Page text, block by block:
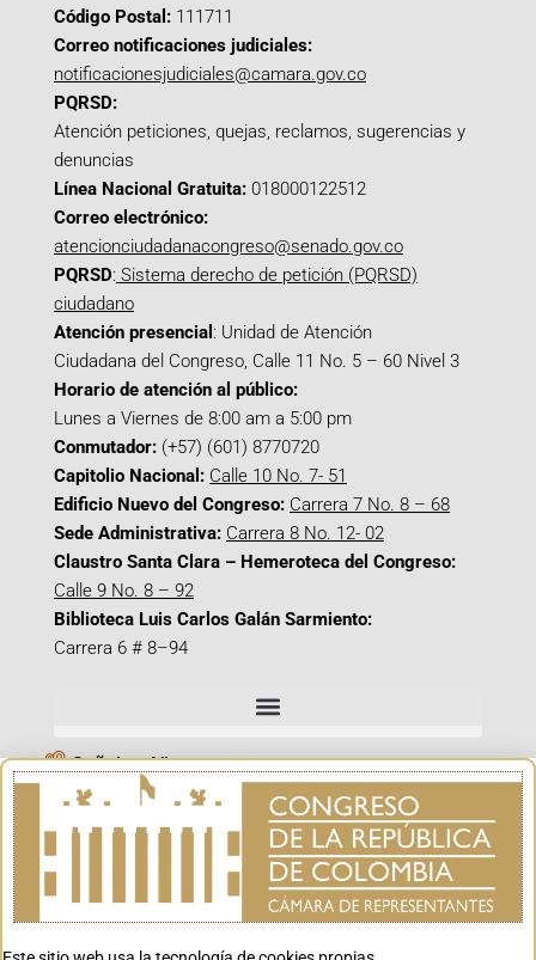
Código Postal: 111711
Correo notificaciones judiciales:
notificacionesjudiciales@camara.gov.co
PQRSD:
Atención peticiones, quejas, reclamos, sugerencias y
denuncias
Línea Nacional Gratuita: 018000122512
Correo electrónico:
atencionciudadanacongreso@senado.gov.co
PQRSD: Sistema derecho de petición (PQRSD)
ciudadano
Atención presencial : Unidad de Atención
Ciudadana del Congreso, Calle 11 No. 5 – 60 Nivel 3
Horario de atención al público:
Lunes a Viernes de 8:00 am a 5:00 pm
Conmutador: (+57) (601) 8770720
Capitolio Nacional: Calle 10 No. 7- 51
Edificio Nuevo del Congreso: Carrera 7 No. 8 – 68
Sede Administrativa: Carrera 8 No. 12- 02
Claustro Santa Clara – Hemeroteca del Congreso:
Calle 9 No. 8 – 92
Biblioteca Luis Carlos Galán Sarmiento:
Carrera 6 # 8–94
Señal en Vivo
Facebook_@CamaraColombia
Instagram_@CamaraColombia
X_@CamaraColombia
Youtube_@CamaraColombia
Tiktok_@CamaraColombia